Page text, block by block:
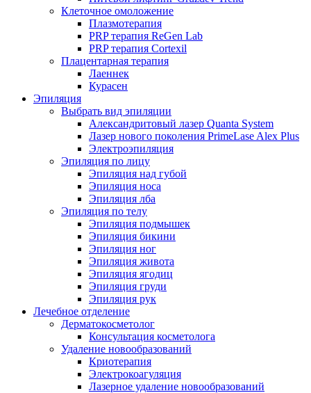
Клеточное омоложение
Плазмотерапия
PRP терапия ReGen Lab
PRP терапия Cortexil
Плацентарная терапия
Лаеннек
Курасен
Эпиляция
Выбрать вид эпиляции
Александритовый лазер Quanta System
Лазер нового поколения PrimeLase Alex Plus
Электроэпиляция
Эпиляция по лицу
Эпиляция над губой
Эпиляция носа
Эпиляция лба
Эпиляция по телу
Эпиляция подмышек
Эпиляция бикини
Эпиляция ног
Эпиляция живота
Эпиляция ягодиц
Эпиляция груди
Эпиляция рук
Лечебное отделение
Дерматокосметолог
Консультация косметолога
Удаление новообразований
Криотерапия
Электрокоагуляция
Лазерное удаление новообразований